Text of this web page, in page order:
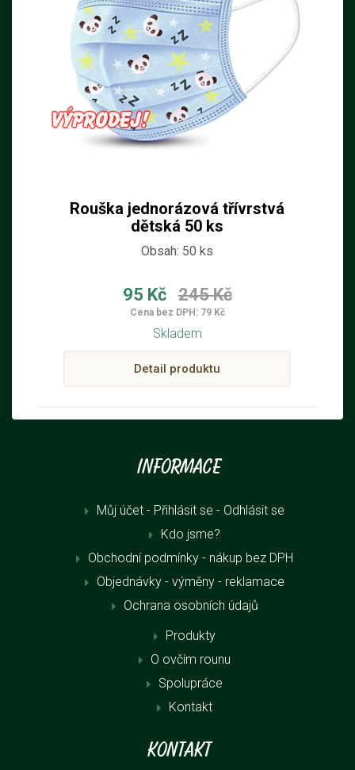
Rouška jednorázová třívrstvá
dětská 50 ks
Obsah: 50 ks
95 Kč 245 Kč
Cena bez DPH: 79 Kč
Skladem
Detail produktu
Informace
Můj účet - Přihlásit se - Odhlásit se
Kdo jsme?
Obchodní podmínky - nákup bez DPH
Objednávky - výměny - reklamace
Ochrana osobních údajů
Produkty
O ovčím rounu
Spolupráce
Kontakt
Kontakt